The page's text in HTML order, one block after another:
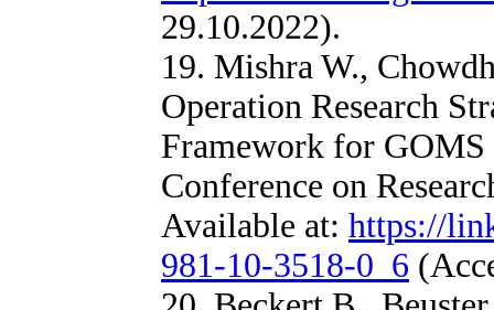
29.10.2022).
19. Mishra W.,
Operation Research
Framework for
Conference on
Available at: https://
981-10-3518-0_6